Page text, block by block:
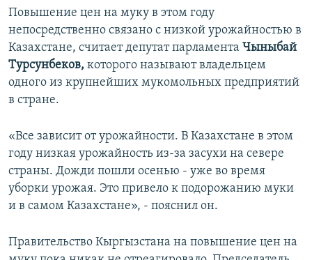
Повышение цен на муку в этом году
непосредственно связано с низкой урожайностью в
Казахстане, считает депутат парламента Чыныбай
Турсунбеков, которого называют владельцем
одного из крупнейших мукомольных предприятий
в стране.
«Все зависит от урожайности. В Казахстане в этом
году низкая урожайность из-за засухи на севере
страны. Дожди пошли осенью - уже во время
уборки урожая. Это привело к подорожанию муки
и в самом Казахстане», - пояснил он.
Правительство Кыргызстана на повышение цен на